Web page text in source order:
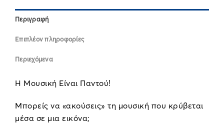
Περιγραφή
Επιπλέον πληροφορίες
Περιεχόμενα
Η Μουσική Είναι Παντού!
Μπορείς να «ακούσεις» τη μουσική που κρύβεται
μέσα σε μια εικόνα;